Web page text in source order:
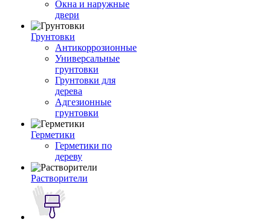
Окна и наружные
двери
Грунтовки
Антикоррозионные
Универсальные
грунтовки
Грунтовки для
дерева
Адгезионные
грунтовки
Герметики
Герметики по
дереву
Растворители